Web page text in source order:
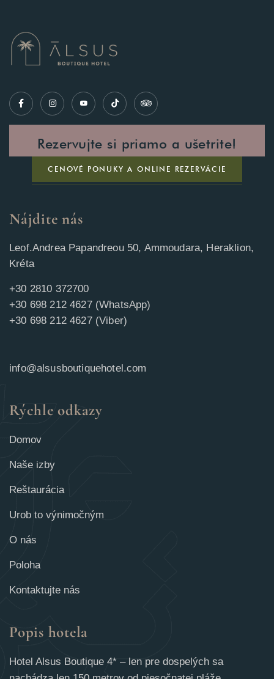
Rezervujte si priamo a ušetrite!
CENOVÉ PONUKY A ONLINE REZERVÁCIE
Nájdite nás
Leof.Andrea Papandreou 50, Ammoudara, Heraklion,
Kréta
+30 2810 372700
+30 698 212 4627 (WhatsApp)
+30 698 212 4627 (Viber)
info@alsusboutiquehotel.com
Rýchle odkazy
Domov
Naše izby
Reštaurácia
Urob to výnimočným
O nás
Poloha
Kontaktujte nás
Popis hotela
Hotel Alsus Boutique 4* – len pre dospelých sa